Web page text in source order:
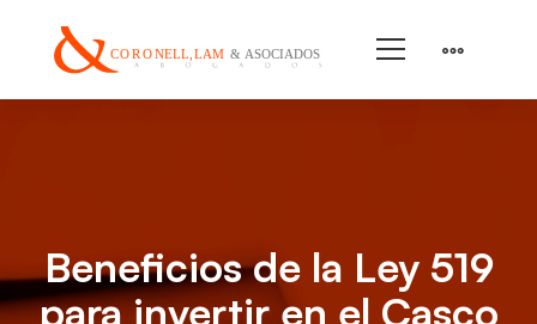
Beneficios de la Ley 519
para invertir en el Casco